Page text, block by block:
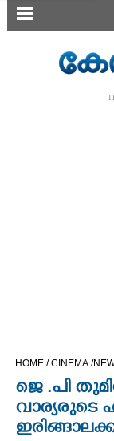
SECTIONS
OPINION
HOME /CINEMA /
ജെ .പി
വാര്യരുടെ